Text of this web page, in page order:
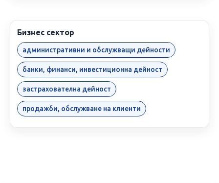
Бизнес сектор
административни и обслужващи дейности
банки, финанси, инвестиционна дейност
застрахователна дейност
продажби, обслужване на клиенти